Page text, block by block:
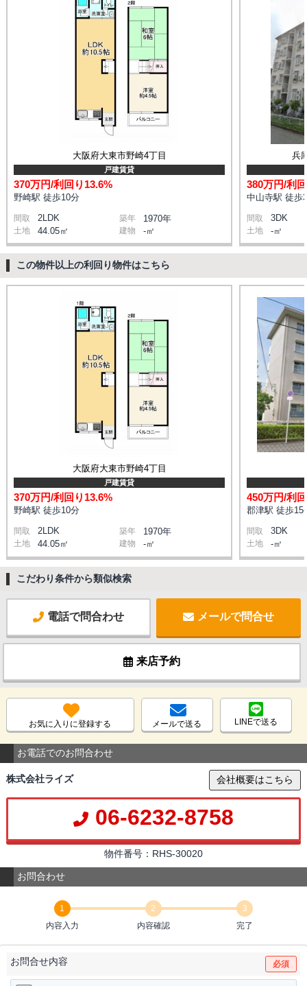
大阪府大東市野崎4丁目
戸建賃貸
370万円/利回り13.6%
野崎駅 徒歩10分
間取 2LDK 築年 1970年
土地 44.05㎡ 建物 -㎡
兵
380万円/利
中山寺駅 徒歩
間取 3DK
土地 -㎡
この物件以上の利回り物件はこちら
大阪府大東市野崎4丁目
戸建賃貸
370万円/利回り13.6%
野崎駅 徒歩10分
間取 2LDK 築年 1970年
土地 44.05㎡ 建物 -㎡
450万円/利
郡津駅 徒歩15
間取 3DK
土地 -㎡
こだわり条件から類似検索
電話で問合わせ メールで問合せ
来店予約
お気に入りに登録する メールで送る LINEで送る
お電話でのお問合わせ
株式会社ライズ 会社概要はこちら
06-6232-8758
物件番号：RHS-30020
お問合わせ
1
内容入力
2
内容確認
3
完了
お問合せ内容 必須